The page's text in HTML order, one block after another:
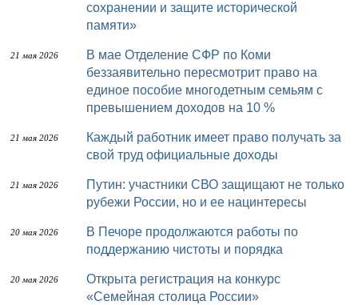
сохранении и защите исторической
памяти»
21 мая 2026
В мае Отделение СФР по Коми
беззаявительно пересмотрит право на
единое пособие многодетным семьям с
превышением доходов на 10 %
21 мая 2026
Каждый работник имеет право получать за
свой труд официальные доходы
21 мая 2026
Путин: участники СВО защищают не только
рубежи России, но и ее нацинтересы
20 мая 2026
В Печоре продолжаются работы по
поддержанию чистоты и порядка
20 мая 2026
Открыта регистрация на конкурс
«Семейная столица России»